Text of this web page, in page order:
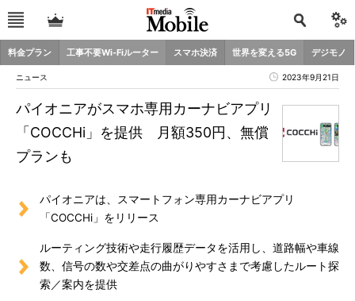
料金プラン 工事不要Wi-Fiルーター スマホ決済 世界を変える5G デジモノ
ニュース 2023年9月21日
パイオニアがスマホ専用カーナビアプリ
「COCCHi」を提供 月額350円、無償
プランも
パイオニアは、スマートフォン専用カーナビアプリ
「COCCHi」をリリース
ルーティング技術や走行履歴データを活用し、道路幅や車線
数、信号の数や交差点の曲がりやすさまで考慮したルート探
索／案内を提供